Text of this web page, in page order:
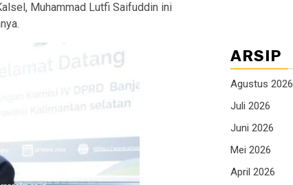
Muhammad Lutfi Saifuddin ini
ARSIP
Agustus 2026
Juli 2026
Juni 2026
Mei 2026
April 2026